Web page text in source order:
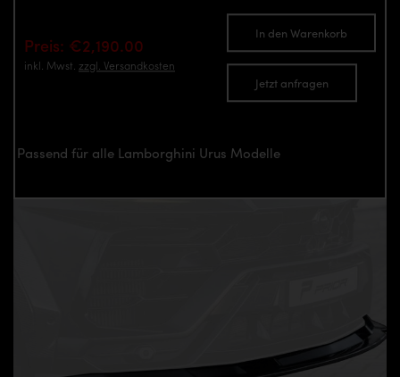
Preis: €2,190.00
inkl. Mwst. zzgl. Versandkosten
In den Warenkorb
Jetzt anfragen
Passend für alle Lamborghini Urus Modelle